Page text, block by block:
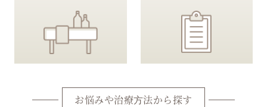
お悩みや治療⽅法から探す